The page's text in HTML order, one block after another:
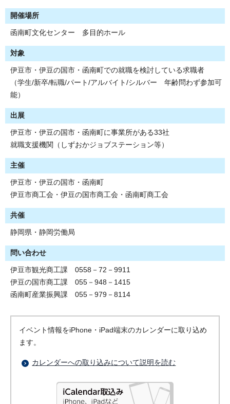
開催場所
函南町文化センター 多目的ホール
対象
伊豆市・伊豆の国市・函南町での就職を検討している求職者
（学生/新卒/転職/パート/アルバイト/シルバー 年齢問わず参加可
能）
出展
伊豆市・伊豆の国市・函南町に事業所がある33社
就職支援機関（しずおかジョブステーション等）
主催
伊豆市・伊豆の国市・函南町
伊豆市商工会・伊豆の国市商工会・函南町商工会
共催
静岡県・静岡労働局
問い合わせ
伊豆市観光商工課 0558－72－9911
伊豆の国市商工課 055－948－1415
函南町産業振興課 055－979－8114
イベント情報をiPhone・iPad端末のカレンダーに取り込め
ます。
カレンダーへの取り込みについて説明を読む